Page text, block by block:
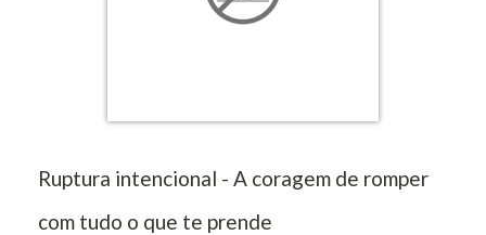
Ruptura intencional - A coragem de romper
com tudo o que te prende